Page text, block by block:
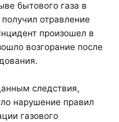
бытового газа в
отравление
произошел в
возгорание после
следствия,
нарушение правил
газового